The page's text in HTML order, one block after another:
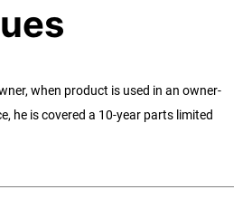
when product is used in an owner-
he is covered a 10-year parts limited